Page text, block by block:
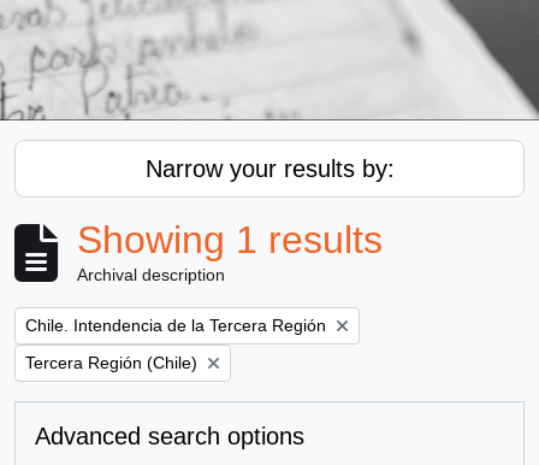
Narrow your results by:
Showing 1 results
Archival description
Remove filter:
Chile. Intendencia de la Tercera Región
Remove filter:
Tercera Región (Chile)
Advanced search options